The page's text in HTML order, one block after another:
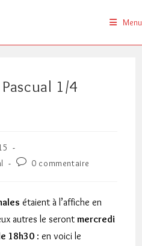
Menu
1/4
Commentaires
publication :
0 commentaire
étaient à l’affiche en
autres le serontmercredi
18h30 : en voici le